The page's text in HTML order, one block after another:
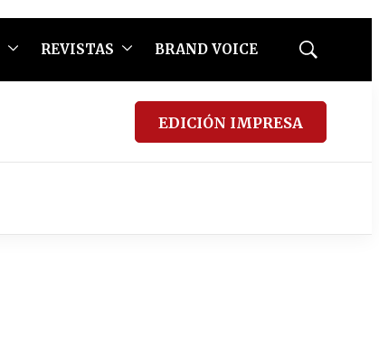
REVISTAS BRAND VOICE
Mostrar
EDICIÓN IMPRESA